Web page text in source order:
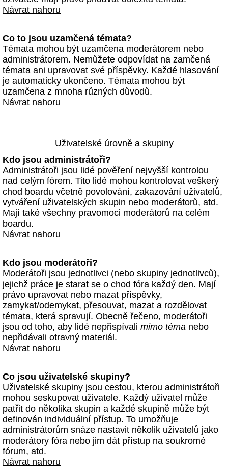
Návrat nahoru
Co to jsou uzamčená témata?
Témata mohou být uzamčena moderátorem nebo
administrátorem. Nemůžete odpovídat na zamčená
témata ani upravovat své příspěvky. Každé hlasování
je automaticky ukončeno. Témata mohou být
uzamčena z mnoha různých důvodů.
Návrat nahoru
Uživatelské úrovně a skupiny
Kdo jsou administrátoři?
Administrátoři jsou lidé pověření nejvyšší kontrolou
nad celým fórem. Tito lidé mohou kontrolovat veškerý
chod boardu včetně povolování, zakazování uživatelů,
vytváření uživatelských skupin nebo moderátorů, atd.
Mají také všechny pravomoci moderátorů na celém
boardu.
Návrat nahoru
Kdo jsou moderátoři?
Moderátoři jsou jednotlivci (nebo skupiny jednotlivců),
jejichž práce je starat se o chod fóra každý den. Mají
právo upravovat nebo mazat příspěvky,
zamykat/odemykat, přesouvat, mazat a rozdělovat
témata, která spravují. Obecně řečeno, moderátoři
jsou od toho, aby lidé nepřispívali mimo téma nebo
nepřidávali otravný materiál.
Návrat nahoru
Co jsou uživatelské skupiny?
Uživatelské skupiny jsou cestou, kterou administrátoři
mohou seskupovat uživatele. Každý uživatel může
patřit do několika skupin a každé skupině může být
definován individuální přístup. To umožňuje
administrátorům snáze nastavit několik uživatelů jako
moderátory fóra nebo jim dát přístup na soukromé
fórum, atd.
Návrat nahoru